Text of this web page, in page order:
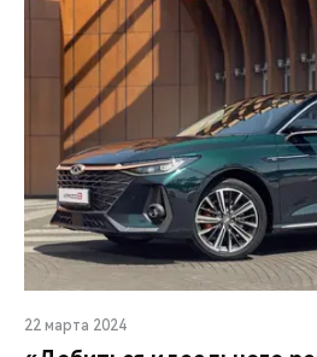
22 марта 2024